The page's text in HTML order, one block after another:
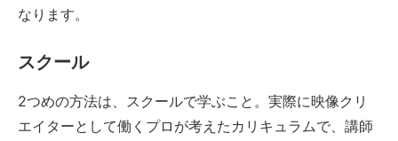
なります。
スクール
2つめの方法は、スクールで学ぶこと。実際に映像クリ
エイターとして働くプロが考えたカリキュラムで、講師